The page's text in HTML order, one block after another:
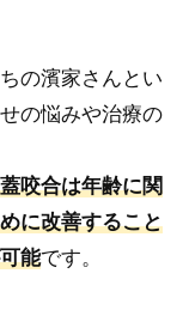
の濱家さんとい
の悩みや治療の
咬合は年齢に関
に改善すること
能です。